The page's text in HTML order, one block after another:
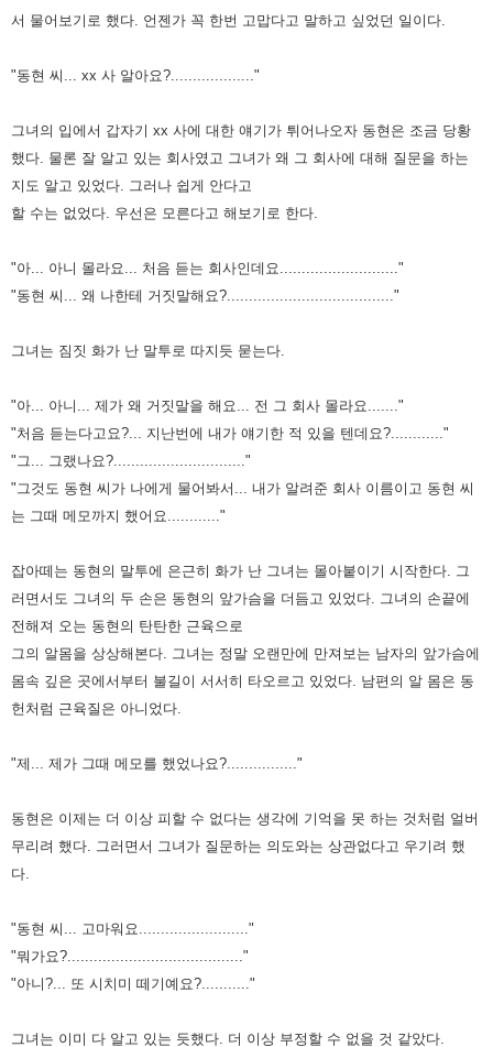
서 물어보기로 했다. 언젠가 꼭 한번 고맙다고 말하고 싶었던 일이다.
"동현 씨... xx 사 알아요?..................."
그녀의 입에서 갑자기 xx 사에 대한 얘기가 튀어나오자 동현은 조금 당황
했다. 물론 잘 알고 있는 회사였고 그녀가 왜 그 회사에 대해 질문을 하는
지도 알고 있었다.
그러나 쉽게 안다고
할 수는 없었다. 우선은 모른다고 해보기로 한다.
"아... 아니 몰라요... 처음 듣는 회사인데요..........................."
"동현 씨... 왜 나한테 거짓말해요?......................................"
그녀는 짐짓 화가 난 말투로 따지듯 묻는다.
"아... 아니... 제가 왜 거짓말을 해요... 전 그 회사 몰라요......."
"처음 듣는다고요?... 지난번에 내가 얘기한 적 있을 텐데요?............"
"그... 그랬나요?.............................."
"그것도 동현 씨가 나에게 물어봐서... 내가 알려준 회사 이름이고 동현 씨
는 그때 메모까지 했어요............"
잡아떼는 동현의 말투에 은근히 화가 난 그녀는 몰아붙이기 시작한다.
그
러면서도 그녀의 두 손은 동현의 앞가슴을 더듬고 있었다.
그녀의 손끝에
전해져 오는 동현의 탄탄한 근육으로
그의 알몸을 상상해본다.
그녀는 정말 오랜만에 만져보는 남자의 앞가슴에
몸속 깊은 곳에서부터 불길이 서서히 타오르고 있었다. 남편의 알 몸은 동
헌처럼 근육질은 아니었다.
"제... 제가 그때 메모를 했었나요?................"
동현은 이제는 더 이상 피할 수 없다는 생각에 기억을 못 하는 것처럼 얼버
무리려 했다. 그러면서 그녀가 질문하는 의도와는 상관없다고 우기려 했
다.
"동현 씨... 고마워요........................."
"뭐가요?........................................"
"아니?... 또 시치미 떼기예요?..........."
그녀는 이미 다 알고 있는 듯했다. 더 이상 부정할 수 없을 것 같았다.